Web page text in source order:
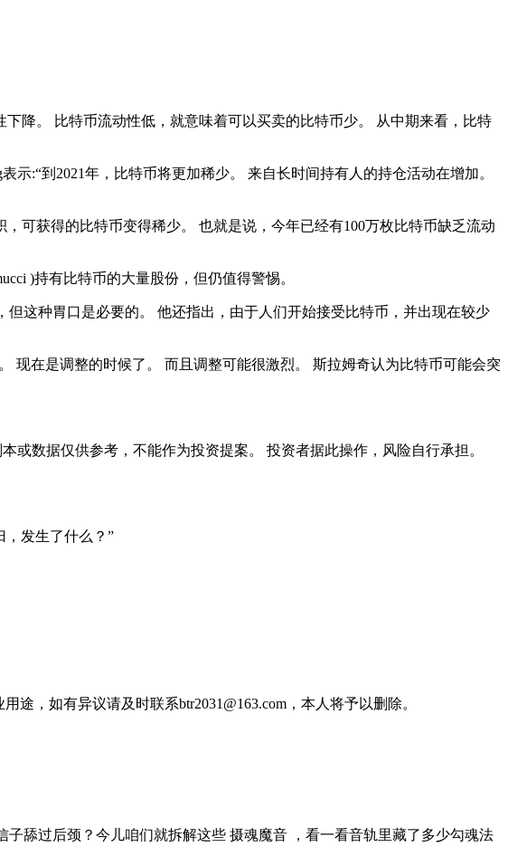
降。 比特币流动性低，就意味着可以买卖的比特币少。 从中期来看，比特
示:“到2021年，比特币将更加稀少。 来自长时间持有人的持仓活动在增加。
，可获得的比特币变得稀少。 也就是说，今年已经有100万枚比特币缺乏流动
)持有比特币的大量股份，但仍值得警惕。
这种胃口是必要的。 他还指出，由于人们开始接受比特币，并出现在较少
现在是调整的时候了。 而且调整可能很激烈。 斯拉姆奇认为比特币可能会突
数据仅供参考，不能作为投资提案。 投资者据此操作，风险自行承担。
，发生了什么？”
，如有异议请及时联系btr2031@163.com，本人将予以删除。
舔过后颈？今儿咱们就拆解这些 摄魂魔音 ，看一看音轨里藏了多少勾魂法